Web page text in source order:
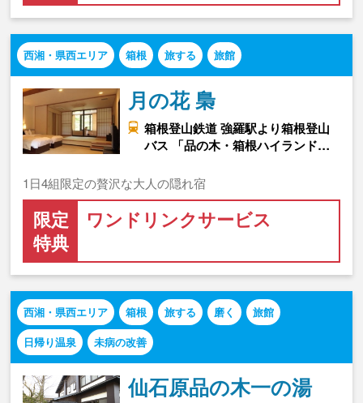
西湘・県西エリア 箱根 旅する 旅館
月の花 梟
箱根登山鉄道 強羅駅より箱根登山
バス 「品の木・箱根ハイランド…
1日4組限定の贅沢な大人の隠れ宿
限定
特典
ワンドリンクサービス
西湘・県西エリア 箱根 旅する 磨く
旅館
日帰り温泉
未病の改善
仙石原品の木一の湯